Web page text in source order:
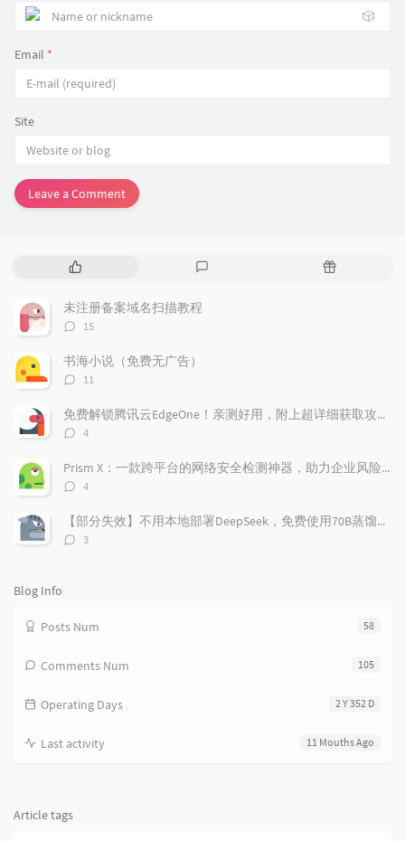
🎲
Email *
Site
Leave a Comment
P
p
a
r
r
c
s
m
n
R
t
l
未注册备案域名扫描教程
评
数：
15
书海小说（免费无广告）
评
数：
11
免费解锁腾讯云EdgeOne！亲测好用，附上超详细获取攻略！
评
数：
4
Prism X：一款跨平台的网络安全检测神器，助力企业风险管理
评
数：
4
【部分失效】不用本地部署DeepSeek，免费使用70B蒸馏模型
评
3
Blog Info
58
Posts Num
105
Comments Num
2 Y 352 D
Operating Days
11 Mouths Ago
Last activity
Article tags